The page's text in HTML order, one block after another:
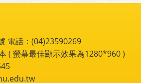
電話：(04)23590269
( 螢幕最佳顯示效果為1280*960 )